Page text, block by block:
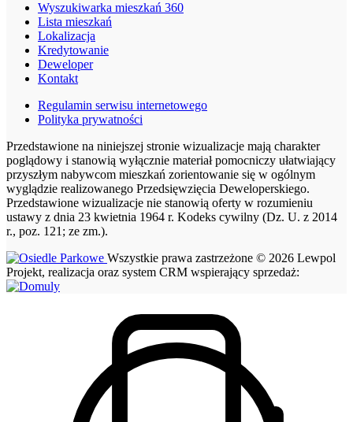
Wyszukiwarka mieszkań 360
Lista mieszkań
Lokalizacja
Kredytowanie
Deweloper
Kontakt
Regulamin serwisu internetowego
Polityka prywatności
Przedstawione na niniejszej stronie wizualizacje mają charakter
poglądowy i stanowią wyłącznie materiał pomocniczy ułatwiający
przyszłym nabywcom mieszkań zorientowanie się w ogólnym
wyglądzie realizowanego Przedsięwzięcia Deweloperskiego.
Przedstawione wizualizacje nie stanowią oferty w rozumieniu
ustawy z dnia 23 kwietnia 1964 r. Kodeks cywilny (Dz. U. z 2014
r., poz. 121; ze zm.).
Wszystkie prawa zastrzeżone © 2026 Lewpol
Projekt, realizacja oraz system CRM wspierający sprzedaż: